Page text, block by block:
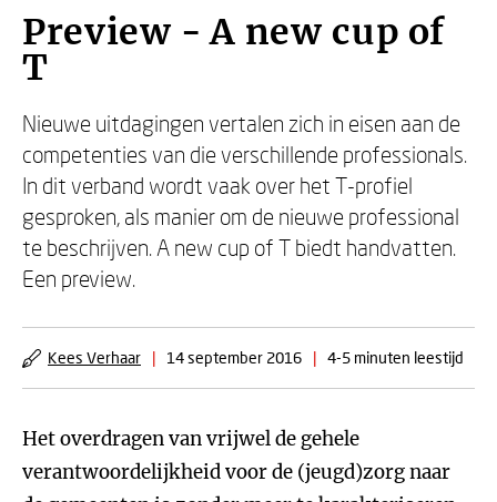
Preview - A new cup of
T
Nieuwe uitdagingen vertalen zich in eisen aan de
competenties van die verschillende professionals.
In dit verband wordt vaak over het T-profiel
gesproken, als manier om de nieuwe professional
te beschrijven. A new cup of T biedt handvatten.
Een preview.
Kees Verhaar | 14 september 2016 | 4-5 minuten leestijd
Het overdragen van vrijwel de gehele
verantwoordelijkheid voor de (jeugd)zorg naar